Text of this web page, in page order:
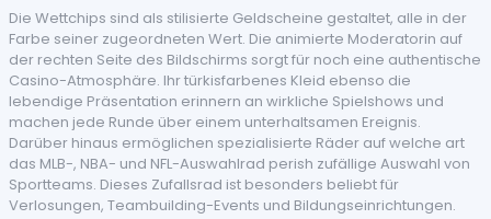
Die Wettchips sind als stilisierte Geldscheine gestaltet, alle in der
Farbe seiner zugeordneten Wert. Die animierte Moderatorin auf
der rechten Seite des Bildschirms sorgt für noch eine authentische
Casino-Atmosphäre. Ihr türkisfarbenes Kleid ebenso die
lebendige Präsentation erinnern an wirkliche Spielshows und
machen jede Runde über einem unterhaltsamen Ereignis.
Darüber hinaus ermöglichen spezialisierte Räder auf welche art
das MLB-, NBA- und NFL-Auswahlrad perish zufällige Auswahl von
Sportteams. Dieses Zufallsrad ist besonders beliebt für
Verlosungen, Teambuilding-Events und Bildungseinrichtungen.